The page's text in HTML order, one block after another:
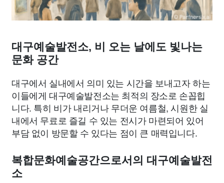
대구예술발전소, 비 오는 날에도 빛나는
문화 공간
대구에서 실내에서 의미 있는 시간을 보내고자 하는
이들에게 대구예술발전소는 최적의 장소로 손꼽힙
니다. 특히 비가 내리거나 무더운 여름철, 시원한 실
내에서 무료로 즐길 수 있는 전시가 마련되어 있어
부담 없이 방문할 수 있다는 점이 큰 매력입니다.
복합문화예술공간으로서의 대구예술발전
소